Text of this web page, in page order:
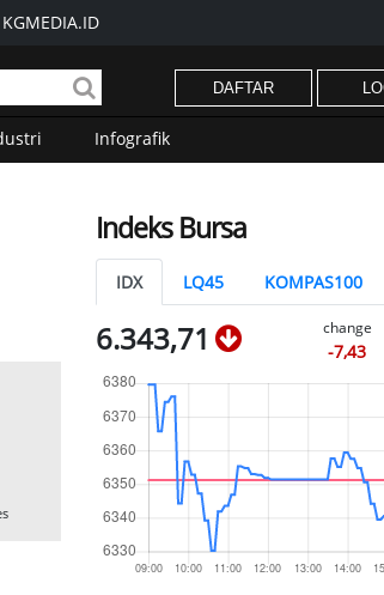
KGMEDIA.ID
DAFTAR
Infografik
Indeks Bursa
IDX LQ45 KOMPAS100
6.343,71 change
-7,43